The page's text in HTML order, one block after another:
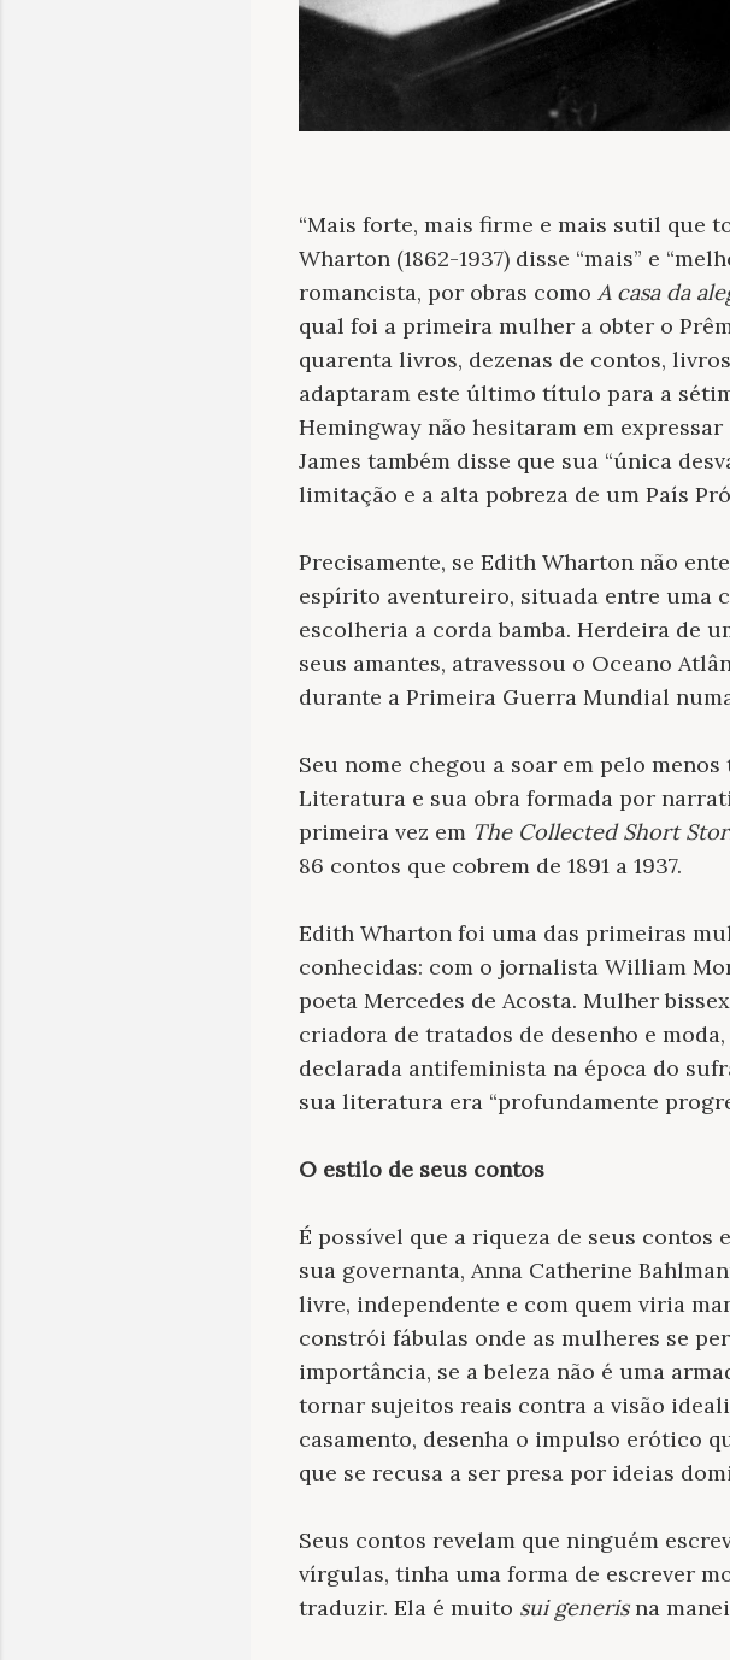
“Mais forte, mais firme e mais sutil que
Wharton (1862-1937) disse “mais” e
romancista, por obras como A casa da
qual foi a primeira mulher a obter o
quarenta livros, dezenas de contos,
adaptaram este último título para a
Hemingway não hesitaram em
James também disse que sua “única
limitação e a alta pobreza de um País
Precisamente, se Edith Wharton não
espírito aventureiro, situada entre uma
escolheria a corda bamba. Herdeira de
seus amantes, atravessou o Oceano
durante a Primeira Guerra Mundial
Seu nome chegou a soar em pelo
Literatura e sua obra formada por
primeira vez em The Collected Short
86 contos que cobrem de 1891 a 1937.
Edith Wharton foi uma das primeiras
conhecidas: com o jornalista William
poeta Mercedes de Acosta. Mulher
criadora de tratados de desenho e
declarada antifeminista na época do
sua literatura era “profundamente
O estilo de seus contos
É possível que a riqueza de seus
sua governanta, Anna Catherine
livre, independente e com quem viria
constrói fábulas onde as mulheres se
importância, se a beleza não é uma
tornar sujeitos reais contra a visão
casamento, desenha o impulso erótico
que se recusa a ser presa por ideias
Seus contos revelam que ninguém
vírgulas, tinha uma forma de escrever
traduzir. Ela é muito sui generisna